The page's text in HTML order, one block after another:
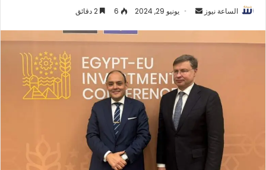
الساعة نيوز
أرسل يونيو 29, 2024 6